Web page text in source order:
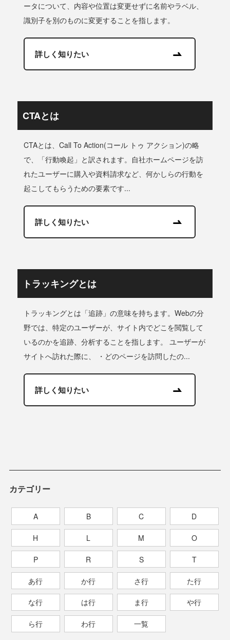
ータについて、内容や位置は変更せずに名前やラベル、
識別子を別のものに変更することを指します。
詳しく知りたい
CTAとは
CTAとは、Call To Action(コール トゥ アクション)の略
で、「行動喚起」と訳されます。自社ホームページを訪
れたユーザーに購入や資料請求など、何かしらの行動を
起こしてもらうための要素です...
詳しく知りたい
トラッキングとは
トラッキングとは「追跡」の意味を持ちます。Webの分
野では、特定のユーザーが、サイト内でどこを閲覧して
いるのかを追跡、分析することを指します。 ユーザーが
サイトへ訪れた際に、 ・どのページを訪問したの...
詳しく知りたい
カテゴリー
A B C D
H L M O
P R S T
あ行 か行 さ行 た行
な行 は行 ま行 や行
ら行 わ行 一覧